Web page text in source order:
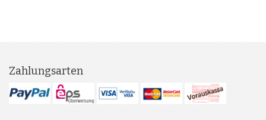
Zahlungsarten